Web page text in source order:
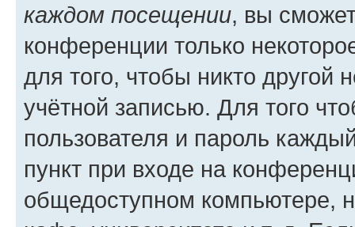
каждом посещении, вы
конференции только
для того, чтобы никто другой
учётной записью. Для того
пользователя и пароль
пункт при входе на
общедоступном компьютере,